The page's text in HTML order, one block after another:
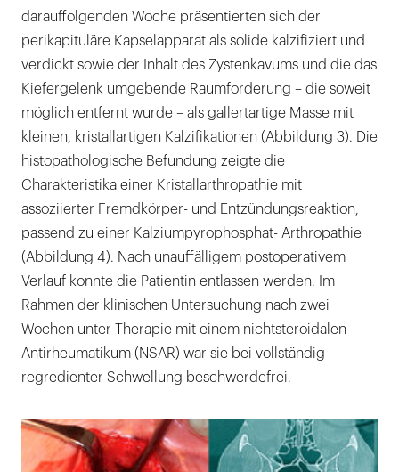
darauffolgenden Woche präsentierten sich der
perikapituläre Kapselapparat als solide kalzifiziert und
verdickt sowie der Inhalt des Zystenkavums und die das
Kiefergelenk umgebende Raumforderung – die soweit
möglich entfernt wurde – als gallertartige Masse mit
kleinen, kristallartigen Kalzifikationen (Abbildung 3). Die
histopathologische Befundung zeigte die
Charakteristika einer Kristallarthropathie mit
assoziierter Fremdkörper- und Entzündungsreaktion,
passend zu einer Kalziumpyrophosphat- Arthropathie
(Abbildung 4). Nach unauffälligem postoperativem
Verlauf konnte die Patientin entlassen werden. Im
Rahmen der klinischen Untersuchung nach zwei
Wochen unter Therapie mit einem nichtsteroidalen
Antirheumatikum (NSAR) war sie bei vollständig
regredienter Schwellung beschwerdefrei.